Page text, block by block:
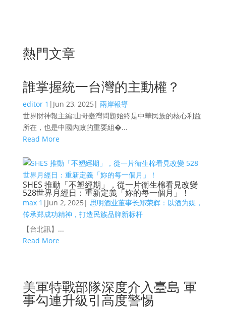
熱門文章
誰掌握統一台灣的主動權？
editor 1 | Jun 23, 2025 | 兩岸報導
世界財神報主編:山哥臺灣問題始終是中華民族的核心利益
所在，也是中國內政的重要組�...
Read More
SHES 推動「不塑經期」，從一片衛生棉看見改變
528世界月經日：重新定義「妳的每一個月」！
max 1 | Jun 2, 2025 | 思明酒业董事长郑荣辉：以酒为媒，
传承郑成功精神，打造民族品牌新标杆
【台北訊】...
Read More
美軍特戰部隊深度介入臺島 軍
事勾連升級引高度警惕